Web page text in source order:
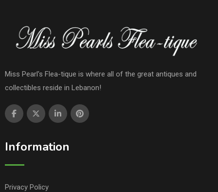
Miss Pearl's Flea-tique is where all of the great antiques and
collectibles reside in Lebanon!
Information
Privacy Policy